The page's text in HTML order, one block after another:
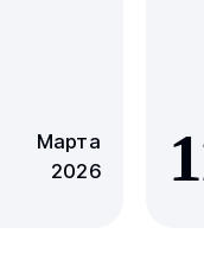
Марта
2026